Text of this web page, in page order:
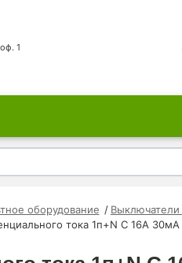
1
оборудование
тока 1п+N C 16А